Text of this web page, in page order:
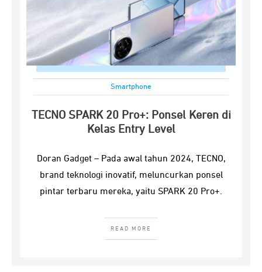
Smartphone
TECNO SPARK 20 Pro+: Ponsel Keren di
Kelas Entry Level
Doran Gadget – Pada awal tahun 2024, TECNO,
brand teknologi inovatif, meluncurkan ponsel
pintar terbaru mereka, yaitu SPARK 20 Pro+.
READ MORE